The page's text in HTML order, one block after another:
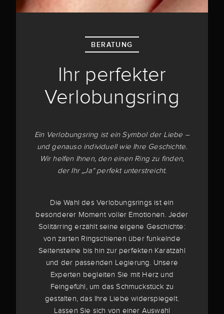
BERATUNG
Ihr perfekter
Verlobungsring
Ein Verlobungsring ist ein Symbol der Liebe –
und genauso individuell wie Ihre Geschichte.
Wir helfen Ihnen, den einen Ring zu finden,
der Ihr „Ja“ perfekt unterstreicht.
Die Wahl des Verlobungsrings ist ein
besonderer Moment voller Emotionen. Jeder
Solitärring erzählt seine eigene Geschichte:
von zarten Ringschienen über funkelnde
Seitensteine bis hin zur perfekten Karatzahl
und der passenden Legierung. Unsere
Experten begleiten Sie mit Herz und
Feingefühl, um das Schmuckstück zu
gestalten, das Ihre Liebe widerspiegelt.
Lassen Sie sich von einer Auswahl